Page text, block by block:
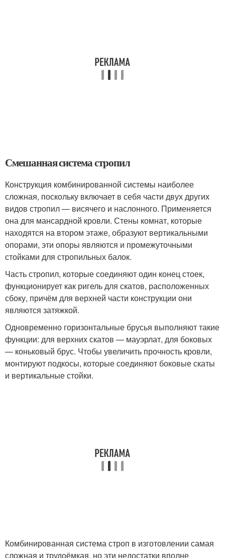
Смешанная система стропил
Конструкция комбинированной системы наиболее
сложная, поскольку включает в себя части двух других
видов стропил — висячего и наслонного. Применяется
она для мансардной кровли. Стены комнат, которые
находятся на втором этаже, образуют вертикальными
опорами, эти опоры являются и промежуточными
стойками для стропильных балок.
Часть стропил, которые соединяют один конец стоек,
функционирует как ригель для скатов, расположенных
сбоку, причём для верхней части конструкции они
являются затяжкой.
Одновременно горизонтальные брусья выполняют такие
функции: для верхних скатов — мауэрлат, для боковых
— коньковый брус. Чтобы увеличить прочность кровли,
монтируют подкосы, которые соединяют боковые скаты
и вертикальные стойки.
Комбинированная система строп в изготовлении самая
сложная и трудоёмкая, но эти недостатки вполне